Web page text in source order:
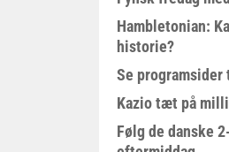
Hambletonian:
historie?
Se
Kazio tæt på
Følg de danske